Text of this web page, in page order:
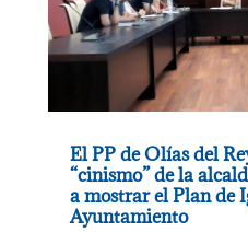
El PP de Olías del
“cinismo” de la
a mostrar el Plan de
Ayuntamiento